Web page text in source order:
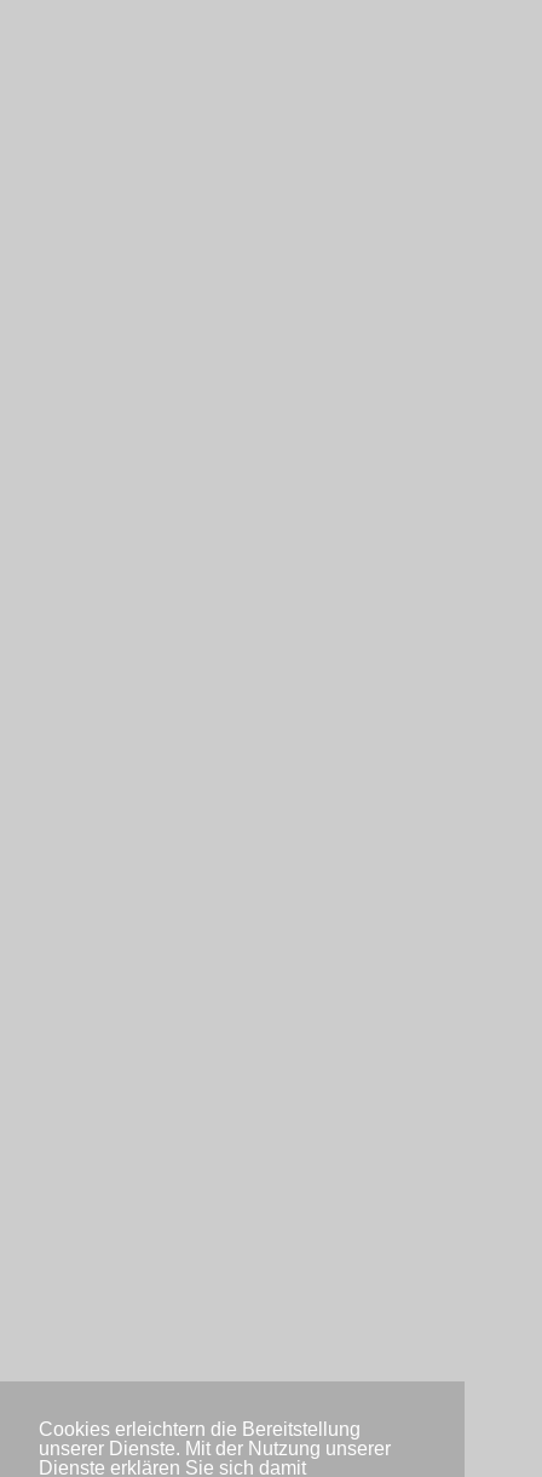
Cookies erleichtern die Bereitstellung
unserer Dienste. Mit der Nutzung unserer
Dienste erklären Sie sich damit